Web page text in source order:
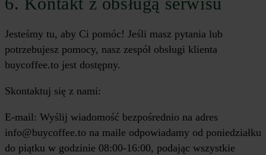
Jesteśmy tu, aby Ci pomóc! Jeśli masz pytania lub
potrzebujesz pomocy, nasz zespół obsługi klienta
buycoffee.to jest dostępny.
Skontaktuj się z nami:
E-mail: Wyślij wiadomość bezpośrednio na adres
info@buycoffee.to na maile odpowiadamy od poniedziałku
do piątku w godzinie 08:00-16:00, podając wszystkie